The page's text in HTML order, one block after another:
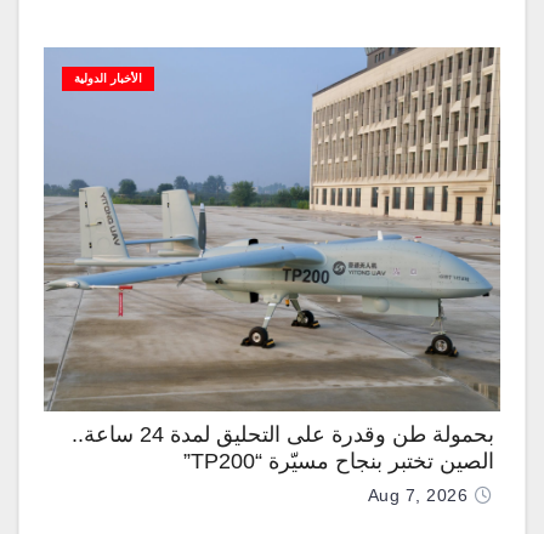
الأخبار الدولية
بحمولة طن وقدرة على التحليق لمدة 24 ساعة..
الصين تختبر بنجاح مسيّرة “TP200”
Aug 7, 2026